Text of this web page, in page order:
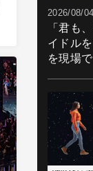
2026/08/04
「君も
イドル
を現場